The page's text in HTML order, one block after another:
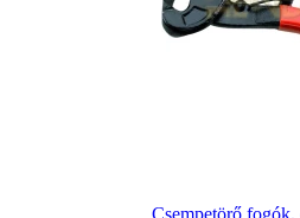
Csempetörő fogók,